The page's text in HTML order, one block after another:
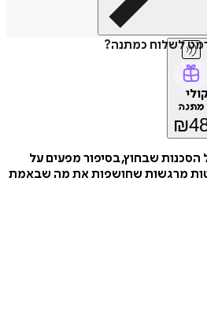
כמתנה?
שבחוץ, בסיפור מפעים על
שחושפות את מה שבאמת